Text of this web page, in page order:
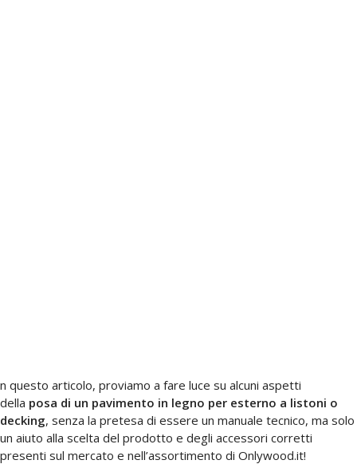
n questo articolo, proviamo a fare luce su alcuni aspetti
della posa di un pavimento in legno per esterno a listoni o
decking, senza la pretesa di essere un manuale tecnico, ma solo
un aiuto alla scelta del prodotto e degli accessori corretti
presenti sul mercato e nell’assortimento di Onlywood.it!